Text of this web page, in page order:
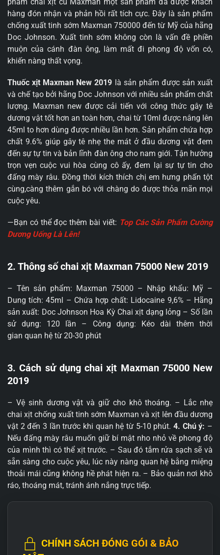
phẩm chai xịt cũ Maxman một sản phẩm đã được khách
hàng đón nhận và phản hồi rất tích cực. Đây là sản phẩm
chống xuất tinh sớm Maxman 750000 đến từ Mỹ của hãng
Doc Johnson. Xuất tinh sớm không còn là vấn đề phiền
muộn của cánh đàn ông, làm mất đi phong độ vốn có,
khiến nàng thất vọng.
Thuốc xịt Maxman New 2019 là sản phẩm được sản xuất
và chế tạo bởi hãng Doc Johnson với nhiều sản phẩm chất
lượng. Maxman new được cải tiến với công thức gây tê
dương vật tốt hơn an toàn hơn, chai từ 10ml được nâng lên
45ml to hơn dùng được nhiều lần hơn. Sản phẩm chứa hợp
chất 9.6% giúp gây tê nhẹ the mát ở đầu dương vật đem
đến sự tự tin và bản lĩnh đàn ông cho nam giới. Tận hưởng
trọn vẹn cuộc vui hòa cùng cô ấy, đem lại sự tự tin cho
đấng mày râu. Đồng thời kích thích chị em hưng phấn tột
cùng,càng thêm gắn bó với chàng do được thỏa mãn mọi
cuộc yêu.
—Bạn có thể đọc thêm bài viết: Top Các Sản Phẩm Cường
Dương Uống Là Lên!
2. Thông số chai xịt Maxman 75000 New 2019
– Tên sản phẩm: Maxman 75000 – Nhập khẩu: Mỹ –
Dung tích: 45ml – Chứa hợp chất: Lidocaine 9,6% – Hãng
sản xuất: Doc Johnson Hoa Kỳ Chai xịt dạng lỏng – Số lần
sử dụng: 120 lần – Công dụng: Kéo dài thêm thời
gian quan hệ từ 20-30 phút
3. Cách sử dụng chai xịt Maxman 75000 New
2019
– Vệ sinh dương vật và giữ cho khô thoáng. – Lắc nhẹ
chai xịt chống xuất tinh sớm Maxman và xịt lên đầu dương
vật 2 đến 3 lần trước khi quan hệ từ 5-10 phút. 4. Chú ý: –
Nếu đấng mày râu muốn giữ bí mật nho nhỏ về phong độ
của mình thì có thể xịt trước. – Sau đó tắm rửa sạch sẽ và
sẵn sàng cho cuộc yêu, lúc này nàng quan hệ bằng miệng
thoải mái cũng không hề phát hiện ra. – Bảo quản nơi khô
ráo, thoáng mát, tránh ánh nắng trực tiếp.
CHÍNH SÁCH ĐÓNG GÓI & BẢO